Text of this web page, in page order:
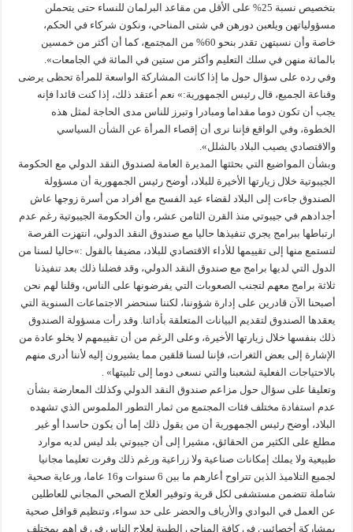
بتخصيص نسبة 25% على الأقل من مقاعد البرلمان للنساء حتى يتحملن
مسؤولياتهن ويلعبن دورهن في شتى المناحي، ونكون شركاء في الحكم،
خاصة وأن نسبتهن تقدر بنحو 60% من المجتمع، كما أن أكثر من خمسين
بالمائة منهن في سلك التعليم وأكثر من ستين في المائة في الجامعات».
وفي رده على سؤال حول ما إذا كانت المشاركة الواسعة للمرأة تحظى يرضى
وقناعة الجميع، قال رئيس الجمهورية:» نعم أعتقد ذلك، إذا كنت قائدا فإنه
يجب أن تكون دوما مقداما ومبادرا وتبرز للناس مدى الحاجة لمثل هذه
الخطوة، وفي الواقع فإننا نرى أن إقصاء المرأة عن الشأن السياسي
والاقتصادي يصيب البلاد بالشلل».
وبشأن المواضيع التي بحثتها المديرة العامة لصندوق النقد الدولي مع الحكومة
الجيبوتية خلال زيارتها الأخيرة للبلاد، أوضح رئيس الجمهورية أن مسؤولة
الصندوق جاءت إلى البلاد لقضاء عيد الفسح مع أفراد من أسرة زوجها عاش
أجدادهم في جيبوتي منذ القرن الثامن عشر، وأن الحكومة الجيبوتية رغم عدم
ارتباطها ببرامج يجري تنفيذها حاليا مع صندوق النقد الدولي، انتهزت الفرصة
لتستمع منها إلى تقييمها للأداء الاقتصادي للبلاد، مضيفا بالقول :»حاليا لسنا من
الدول التي لديها برامج مع صندوق النقد الدولي، وقد فضلنا ذلك بعد تنفيذنا
ثلاثة برامج معهم لتجنب الصعوبات التي يفرضونها على الناس، وقلنا لهم نحن
أصبحنا الآن قادرين على إدارة شؤوننا، لكننا سنحضر الاجتماعات السنوية التي
يعقدها الصندوق لتقديم البيانات المتعلقة بأدائنا. وقد رأت مسؤولة الصندوق
ذلك بنفسها خلال زيارتها الأخيرة، وعلى الرغم من أن تقييمهم لا يخلو عادة من
الإشارة إلى بعض الثغرات، فإننا لسنا قلقين مما يشيرون إليه لأننا أدرى منهم
بالاحتياجات الفعلية لشعبنا والتي نسعى دوما إلى تلبيتها» .
وتعليقا على سؤال حول مزاعم صندوق النقد الدولي وكذلك المعارضة بشأن
عدم استفادة مختلف فئات المجتمع من ثمار التطور الملموس الذي تشهده
البلاد، أوضح رئيس الجمهورية أن من يقول ذلك إما أن يكون حاسدا أو غير
مطلع على الكثير من الحقائق، مشيرا إلى أن جيبوتي بلد ليس لديه موارد
طبيعية ولا يملك إمكانات صناعية ولا زراعية ورغم ذلك وفرت تعليما مجانيا
لجميع التلاميذ الذين تتراوح أعارهم ما بين 6 سنوات و16 عاما، ورعاية صحية
شاملة تتضمن مستشفى لكل قرية وتوفير العلاج الصحي المجاني للعاطلين
عن العمل في البوادي والأرياف والحضر على حد سواء، وتنظيم قوافل صحية
بمشاركة أخصائيين في كافة المناحي الطبية لعلاج الناس في قراهم بمختلف